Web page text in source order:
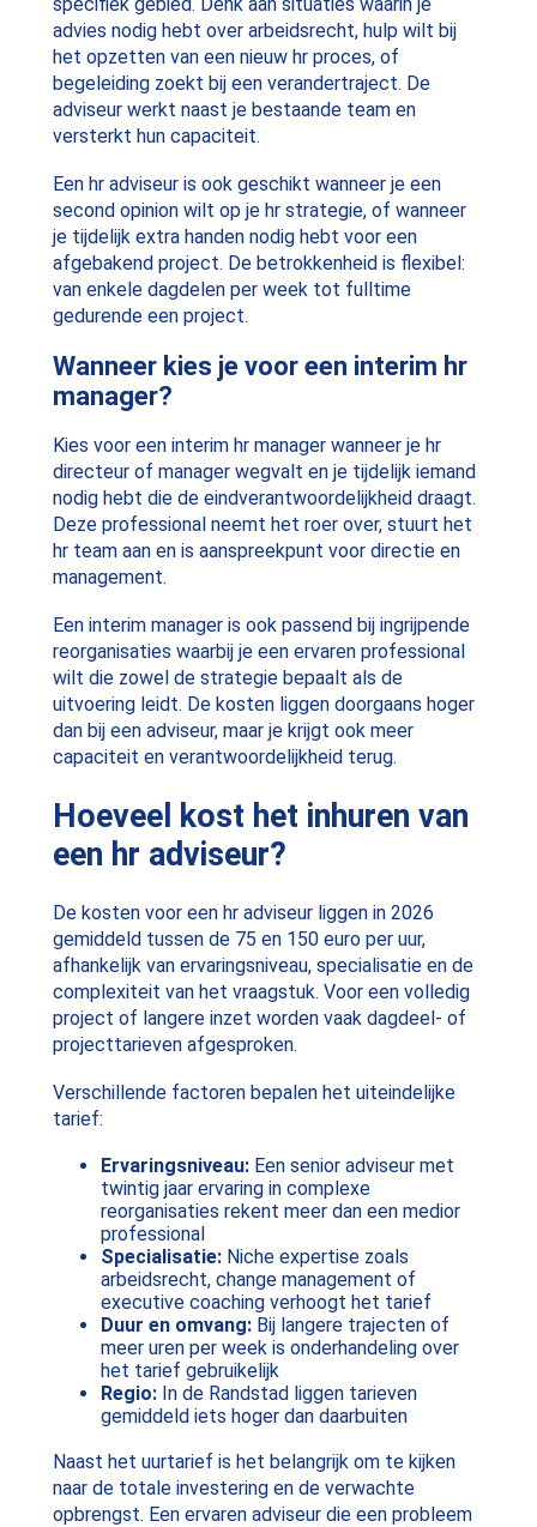
advies nodig hebt over arbeidsrecht, hulp wilt bij
het opzetten van een nieuw hr proces, of
begeleiding zoekt bij een verandertraject. De
adviseur werkt naast je bestaande team en
versterkt hun capaciteit.
Een hr adviseur is ook geschikt wanneer je een
second opinion wilt op je hr strategie, of wanneer
je tijdelijk extra handen nodig hebt voor een
afgebakend project. De betrokkenheid is flexibel:
van enkele dagdelen per week tot fulltime
gedurende een project.
Wanneer kies je voor een interim hr
manager?
Kies voor een interim hr manager wanneer je hr
directeur of manager wegvalt en je tijdelijk iemand
nodig hebt die de eindverantwoordelijkheid draagt.
Deze professional neemt het roer over, stuurt het
hr team aan en is aanspreekpunt voor directie en
management.
Een interim manager is ook passend bij ingrijpende
reorganisaties waarbij je een ervaren professional
wilt die zowel de strategie bepaalt als de
uitvoering leidt. De kosten liggen doorgaans hoger
dan bij een adviseur, maar je krijgt ook meer
capaciteit en verantwoordelijkheid terug.
Hoeveel kost het inhuren van
een hr adviseur?
De kosten voor een hr adviseur liggen in 2026
gemiddeld tussen de 75 en 150 euro per uur,
afhankelijk van ervaringsniveau, specialisatie en de
complexiteit van het vraagstuk. Voor een volledig
project of langere inzet worden vaak dagdeel- of
projecttarieven afgesproken.
Verschillende factoren bepalen het uiteindelijke
tarief:
Ervaringsniveau:Een senior adviseur met
twintig jaar ervaring in complexe
reorganisaties rekent meer dan een medior
professional
Specialisatie:Niche expertise zoals
arbeidsrecht, change management of
executive coaching verhoogt het tarief
Duur en omvang:Bij langere trajecten of
meer uren per week is onderhandeling over
het tarief gebruikelijk
Regio:In de Randstad liggen tarieven
gemiddeld iets hoger dan daarbuiten
Naast het uurtarief is het belangrijk om te kijken
naar de totale investering en de verwachte
opbrengst. Een ervaren adviseur die een probleem